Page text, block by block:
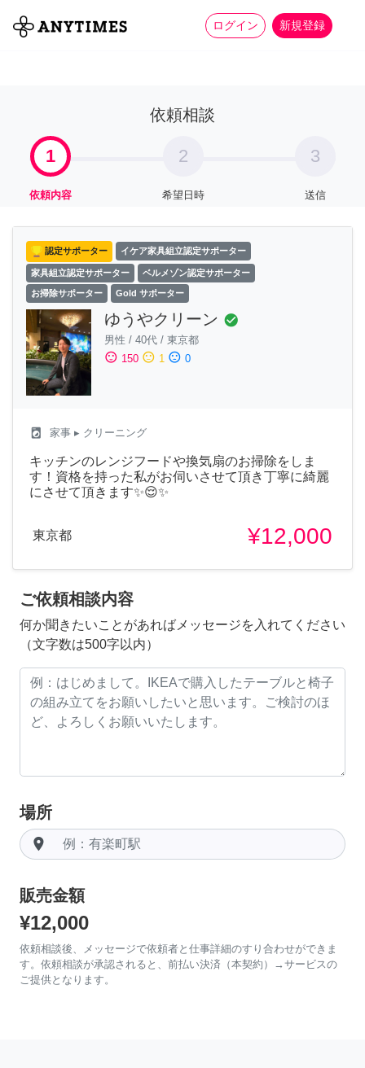
ログイン 新規登録
全て 家事 more_horiz
依頼相談
1
依頼内容
2
希望日時
3
送信
認定サポーター イケア家具組立認定サポーター
家具組立認定サポーター ベルメゾン認定サポーター
お掃除サポーター Gold サポーター
ゆうやクリーン check_circle
男性 / 40代 / 東京都
sentiment_satisfied 150 sentiment_neutral 1 sentiment_dissatisfied 0
local_laundry_service 家事 ▸ クリーニング
キッチンのレンジフードや換気扇のお掃除をしま
す！資格を持った私がお伺いさせて頂き丁寧に綺麗
にさせて頂きます✨😌✨
東京都 ¥12,000
ご依頼相談内容
何か聞きたいことがあればメッセージを入れてください
（文字数は500字以内）
場所
room
販売金額
¥12,000
依頼相談後、メッセージで依頼者と仕事詳細のすり合わせができま
す。依頼相談が承認されると、前払い決済（本契約）→サービスの
ご提供となります。